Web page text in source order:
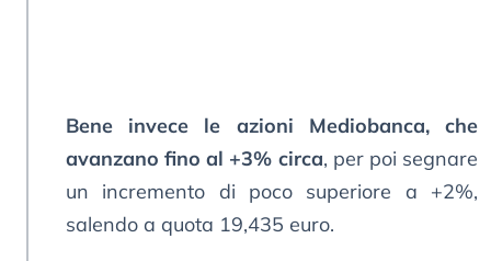
Bene invece le azioni Mediobanca, che
avanzano fino al +3% circa, per poi segnare
un incremento di poco superiore a +2%,
salendo a quota 19,435 euro.